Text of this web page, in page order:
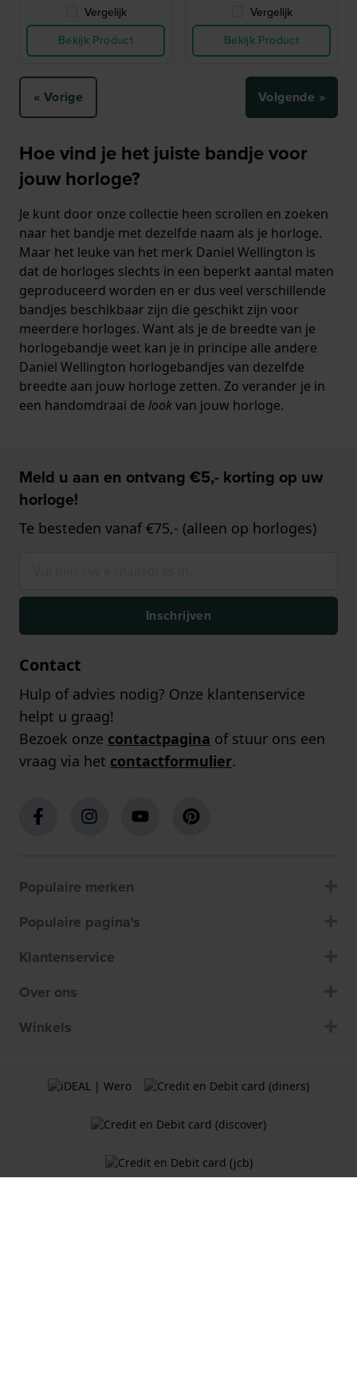
Vergelijk
Bekijk Product
Vergelijk
Bekijk Product
« Vorige Volgende »
Hoe vind je het juiste bandje voor
jouw horloge?
Je kunt door onze collectie heen scrollen en zoeken
naar het bandje met dezelfde naam als je horloge.
Maar het leuke van het merk Daniel Wellington is
dat de horloges slechts in een beperkt aantal maten
geproduceerd worden en er dus veel verschillende
bandjes beschikbaar zijn die geschikt zijn voor
meerdere horloges. Want als je de breedte van je
horlogebandje weet kan je in principe alle andere
Daniel Wellington horlogebandjes van dezelfde
breedte aan jouw horloge zetten. Zo verander je in
een handomdraai de lookvan jouw horloge.
Meld u aan en ontvang €5,- korting op uw
horloge!
Te besteden vanaf €75,- (alleen op horloges)
Inschrijven
Contact
Hulp of advies nodig? Onze klantenservice
helpt u graag!
Bezoek onze contactpagina of stuur ons een
vraag via het contactformulier.
Populaire merken
Populaire pagina's
Klantenservice
Over ons
Winkels